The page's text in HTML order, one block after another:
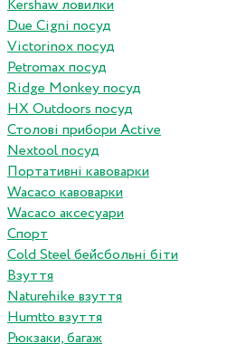
Kershaw ловилки
Due Cigni посуд
Victorinox посуд
Petromax посуд
Ridge Monkey посуд
HX Outdoors посуд
Столові прибори Active
Nextool посуд
Портативні кавоварки
Wacaco кавоварки
Wacaco аксесуари
Спорт
Cold Steel бейсбольні біти
Взуття
Naturehike взуття
Humtto взуття
Рюкзаки, багаж